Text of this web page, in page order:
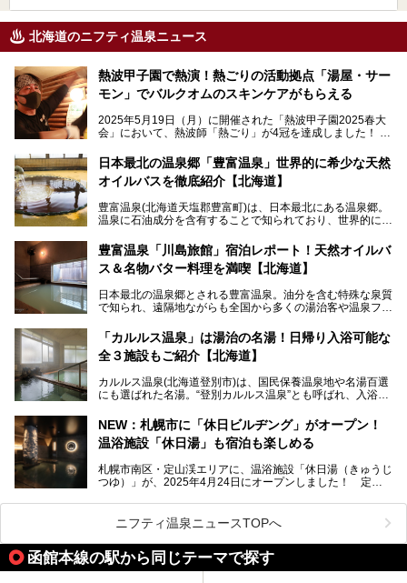
北海道のニフティ温泉ニュース
熱波甲子園で熱演！熱ごりの活動拠点「湯屋・サー
モン」でバルクオムのスキンケアがもらえる
2025年5月19日（月）に開催された「熱波甲子園2025春大
会」において、熱波師「熱ごり」が4冠を達成しました！
動拠点である北海道の銭湯「湯屋・サーモン」にて、メンズ
スキンケアブランド バルクオムの「ONE DAY KIT」を数量
限定でプレゼントいたします。
で、ぜひお試しください。※6月13日配布開始、なくなり次
第終了
───
提供元：株式会社バルクオム【PR】
この記事は株式会社バルクオム商品のPR記事です。
日本最北の温泉郷「豊富温泉」世界的に希少な天然
オイルバスを徹底紹介【北海道】
豊富温泉(北海道天塩郡豊富町)は、日本最北にある温泉郷。
温泉に石油成分を含有することで知られており、世界的にも
に特効があると言われ、遠隔地ながらも全国から湯治・療養
目的で多くの人々が訪れます。
地体験し、独自の視点で豊富温泉の“天然オイルバス”をレポ
ート。温泉地概要や日帰り入浴施設をはじめ、宿泊施設・ア
豊富温泉「川島旅館」宿泊レポート！天然オイルバ
ス＆名物バター料理を満喫【北海道】
日本最北の温泉郷とされる豊富温泉。油分を含む特殊な泉質
で知られ、遠隔地ながらも全国から多くの湯治客や温泉ファ
「川島旅館」は、豊富温泉の開湯当初から営業する老舗旅
館。とりわけ温泉の良さと名物のバター料理に定評があり、
の温泉や料理をはじめ、パブリックスペース・客室など宿の
全貌を徹底的にご紹介します！
「カルルス温泉」は湯治の名湯！日帰り入浴可能な
全３施設もご紹介【北海道】
カルルス温泉(北海道登別市)は、国民保養温泉地や名湯百選
にも選ばれた名湯。“登別カルルス温泉”とも呼ばれ、入浴剤
豊かな登別温泉とは対照的な存在で、今も湯治場的な要素が
残る閑静な温泉地です。
地体験し、カルルス温泉をご紹介。温泉地の概要や泉質解説
をはじめ、日帰り入浴可能な全３施設の紹介・周辺観光・ア
NEW：札幌市に「休日ビルヂング」がオープン！
温浴施設「休日湯」も宿泊も楽しめる
札幌市南区・定山渓エリアに、温浴施設「休日湯（きゅうじ
つゆ）」が、2025年4月24日にオープンしました！ 定山
この施設は、温泉・サウナの「休日湯」・ラウンジの「THE
LOUNGE DAYOF」・グルメ「休日洋麺店」・ホテル「エク
スクラメーションホテル」で構成された、まさに大人の癒し
空間。
今回は、そんな「休日ビルヂング」の魅力を5つのポイント
ニフティ温泉ニュースTOPへ
函館本線の駅から同じテーマで探す